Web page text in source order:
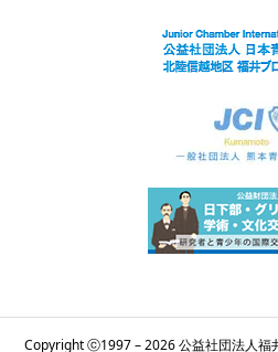
Copyright ⓒ1997 – 2026 公益社団法人福